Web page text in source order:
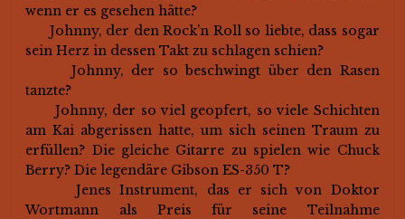
wenn er es gesehen hätte?
Johnny, der den Rock’n Roll so liebte, dass sogar
sein Herz in dessen Takt zu schlagen schien?
Johnny, der so beschwingt über den Rasen
tanzte?
Johnny, der so viel geopfert, so viele Schichten
am Kai abgerissen hatte, um sich seinen Traum zu
erfüllen? Die gleiche Gitarre zu spielen wie Chuck
Berry? Die legendäre Gibson ES-350 T?
Jenes Instrument, das er sich von Doktor
Wortmann als Preis für seine Teilnahme